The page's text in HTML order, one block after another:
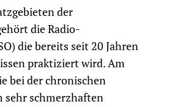
der
die Radio-
die bereits seit 20 Jahren
praktiziert wird. Am
bei der chronischen
sehr schmerzhaften